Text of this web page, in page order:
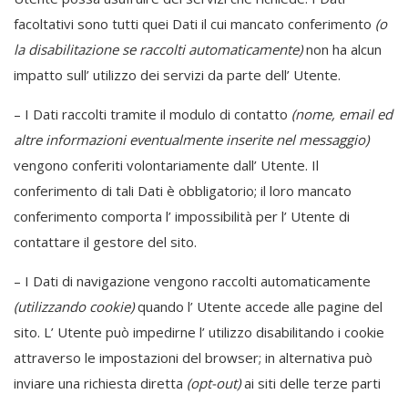
facoltativi sono tutti quei Dati il cui mancato conferimento (o
la disabilitazione se raccolti automaticamente)non ha alcun
impatto sull’ utilizzo dei servizi da parte dell’ Utente.
– I Dati raccolti tramite il modulo di contatto (nome, email ed
altre informazioni eventualmente inserite nel messaggio)
vengono conferiti volontariamente dall’ Utente. Il
conferimento di tali Dati è obbligatorio; il loro mancato
conferimento comporta l’ impossibilità per l’ Utente di
contattare il gestore del sito.
– I Dati di navigazione vengono raccolti automaticamente
(utilizzando cookie)quando l’ Utente accede alle pagine del
sito. L’ Utente può impedirne l’ utilizzo disabilitando i cookie
attraverso le impostazioni del browser; in alternativa può
inviare una richiesta diretta (opt-out)ai siti delle terze parti